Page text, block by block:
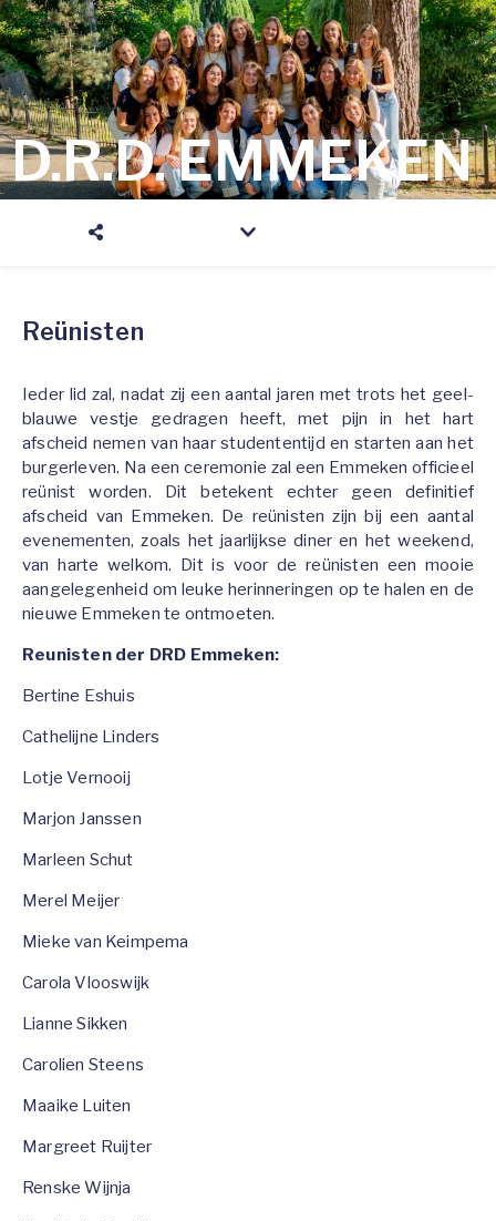
D.R.D. EMMEKEN
Reünisten
Ieder lid zal, nadat zij een aantal jaren met trots het geel-
blauwe vestje gedragen heeft, met pijn in het hart
afscheid nemen van haar studententijd en starten aan het
burgerleven. Na een ceremonie zal een Emmeken officieel
reünist worden. Dit betekent echter geen definitief
afscheid van Emmeken. De reünisten zijn bij een aantal
evenementen, zoals het jaarlijkse diner en het weekend,
van harte welkom. Dit is voor de reünisten een mooie
aangelegenheid om leuke herinneringen op te halen en de
nieuwe Emmeken te ontmoeten.
Reunisten der DRD Emmeken:
Bertine Eshuis
Cathelijne Linders
Lotje Vernooij
Marjon Janssen
Marleen Schut
Merel Meijer
Mieke van Keimpema
Carola Vlooswijk
Lianne Sikken
Carolien Steens
Maaike Luiten
Margreet Ruijter
Renske Wijnja